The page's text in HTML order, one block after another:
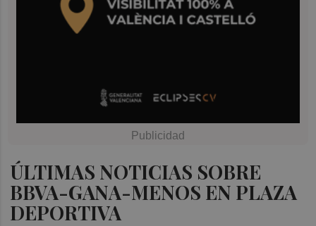
ÚLTIMAS NOTICIAS SOBRE
BBVA-GANA-MENOS EN PLAZA
DEPORTIVA